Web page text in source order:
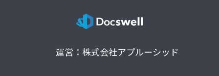
運営：株式会社アプルーシッド